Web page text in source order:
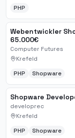
PHP
Webentwickler
65.000€
Computer Futures
Krefeld
PHP Shopware
Shopware
developrec
Krefeld
PHP Shopware